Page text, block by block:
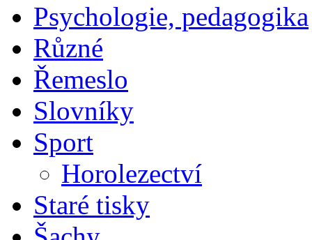
Psychologie, pedagogika
Různé
Řemeslo
Slovníky
Sport
Horolezectví
Staré tisky